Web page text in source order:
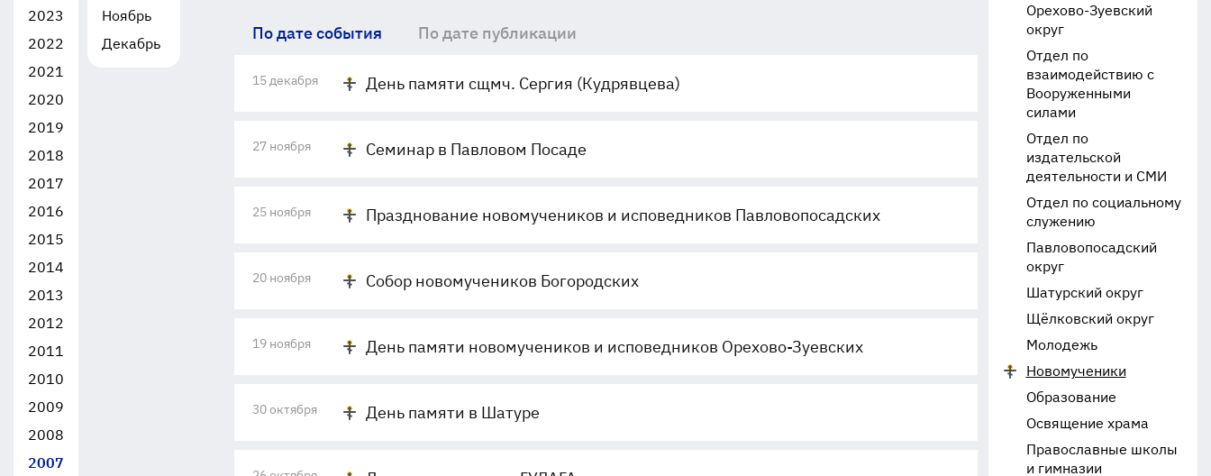
2023
2022
2021
2020
2019
2018
2017
2016
2015
2014
2013
2012
2011
2010
2009
2008
2007
Ноябрь
Декабрь
По дате события По дате публикации
15 декабря День памяти сщмч. Сергия (Кудрявцева)
27 ноября Семинар в Павловом Посаде
25 ноября Празднование новомучеников и исповедников Павловопосадских
20 ноября Собор новомучеников Богородских
19 ноября День памяти новомучеников и исповедников Орехово-Зуевских
30 октября День памяти в Шатуре
Орехово-Зуевский
округ
Отдел по
взаимодействию с
Вооруженными
силами
Отдел по
издательской
деятельности и СМИ
Отдел по социальному
служению
Павловопосадский
округ
Шатурский округ
Щёлковский округ
Молодежь
Новомученики
Образование
Освящение храма
Православные школы
и гимназии